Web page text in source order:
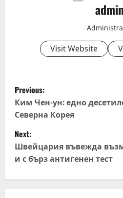
admin
Visit Website
P
o
s
t
n
Previous:
Ким Чен-ун: едно
Северна Корея
Next:
Швейцария въвежда
и с бърз антигенен тест